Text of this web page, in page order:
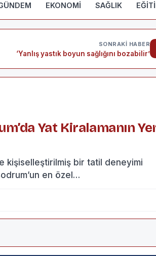
EKONOMİ SAĞLIK
SONRAKI HABER
‘Yanlış yastık boyun sağlığını bozabilir’
Yat Kiralamanın
kişiselleştirilmiş bir tatil deneyimi
en özel…